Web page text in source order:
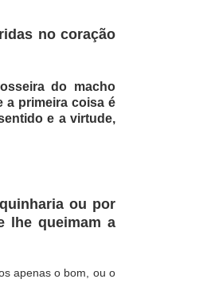
no coração
do macho
a primeira coisa é
e a virtude,
ou por
lhe queimam a
apenas o bom, ou o